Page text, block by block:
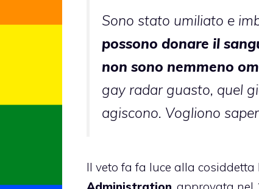
Sono stato umiliato e
possono donare il
non sono nemmeno
gay radar guasto, quel
agiscono. Vogliono
Il veto fa fa luce alla